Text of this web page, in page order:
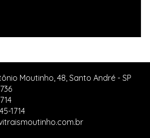
Moutinho, 48, Santo André - SP
1714